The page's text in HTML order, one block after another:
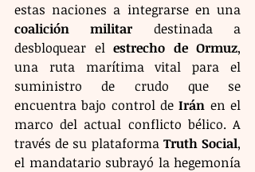
coalición militar destinada a
desbloquear el estrecho de Ormuz,
una ruta marítima vital para el
suministro de crudo que se
encuentra bajo control de Irán en el
marco del actual conflicto bélico. A
través de su plataforma Truth Social,
el mandatario subrayó la hegemonía